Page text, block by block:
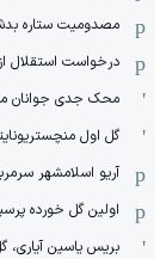
مصدومیت ستاره
درخواست استقلال
محک جدی ‌جوانان
گل اول
آریو اسلامشهر
اولین گل خورده
بریس یاسین آیاری،